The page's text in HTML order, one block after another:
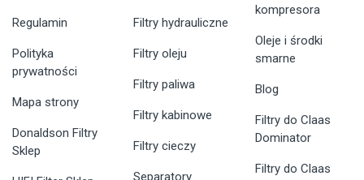
Regulamin
Polityka
prywatności
Mapa strony
Donaldson Filtry
Sklep
Filtry hydrauliczne
Filtry oleju
Filtry paliwa
Filtry kabinowe
Filtry cieczy
Separatory
kompresora
Oleje i środki
smarne
Blog
Filtry do Claas
Dominator
Filtry do Claas